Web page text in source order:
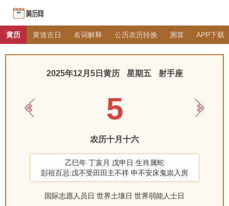
黄历 黄道吉日 名词解释 公历农历转换 测算 APP下载
2025年12月5日黄历 星期五 射手座
5
农历十月十六
乙巳年 丁亥月 戊申日 生肖属蛇
彭祖百忌:戊不受田田主不祥 申不安床鬼祟入房
国际志愿人员日 世界土壤日 世界弱能人士日